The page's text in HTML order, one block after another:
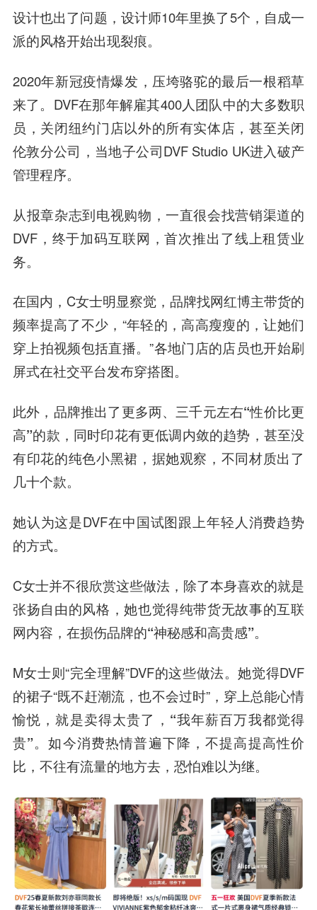
设计也出了问题，设计师10年里换了5个，自成一
派的风格开始出现裂痕。
2020年新冠疫情爆发， 压垮骆驼的最后一根稻草
来了。DVF在那年解雇其400人团队中的大多数职
员，关闭纽约门店以外的所有实体店，甚至关闭
伦敦分公司，当地子公司DVF Studio UK进入破产
管理程序。
从报章杂志到电视购物，一直很会找营销渠道的
DVF，终于加码互联网，首次推出了线上租赁业
务。
在国内，C女士明显察觉， 品牌找网红博主带货的
频率提高了不少 ，“年轻的，高高瘦瘦的，让她们
穿上拍视频包括直播。”各地门店的店员也开始刷
屏式在社交平台发布穿搭图。
此外，品牌推出了更多两、三千元左右“性价比更
高”的款，同时印花有更低调内敛的趋势 ，甚至没
有印花的纯色小黑裙，据她观察，不同材质出了
几十个款。
她认为这是DVF在中国试图跟上年轻人消费趋势
的方式。
C女士并不很欣赏这些做法，除了本身喜欢的就是
张扬自由的风格，她也觉得纯带货无故事的互联
网内容，在损伤品牌的“神秘感和高贵感”。
M女士则“完全理解”DVF的这些做法。她觉得DVF
的裙子“既不赶潮流，也不会过时”，穿上总能心情
愉悦，就是卖得太贵了， “我年薪百万我都觉得
贵”。如今消费热情普遍下降，不提高提高性价
比，不往有流量的地方去，恐怕难以为继。